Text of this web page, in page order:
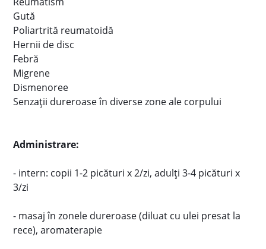
Gută
Poliartrită reumatoidă
Hernii de disc
Febră
Migrene
Dismenoree
Senzaţii dureroase în diverse zone ale corpului
Administrare:
- intern: copii 1-2 picături x 2/zi, adulţi 3-4 picături x
3/zi
- masaj în zonele dureroase (diluat cu ulei presat la
rece), aromaterapie